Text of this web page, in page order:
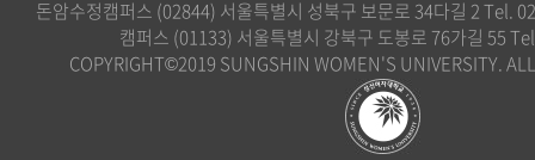
돈암수정캠퍼스 (02844) 서울특별시 성북구 보문로 34다길 2 Tel.
캠퍼스 (01133) 서울특별시 강북구 도봉로 76가길 55
COPYRIGHT©2019 SUNGSHIN WOMEN'S UNIVERSITY.